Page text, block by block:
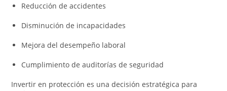
Reducción de accidentes
Disminución de incapacidades
Mejora del desempeño laboral
Cumplimiento de auditorías de seguridad
Invertir en protección es una decisión estratégica para